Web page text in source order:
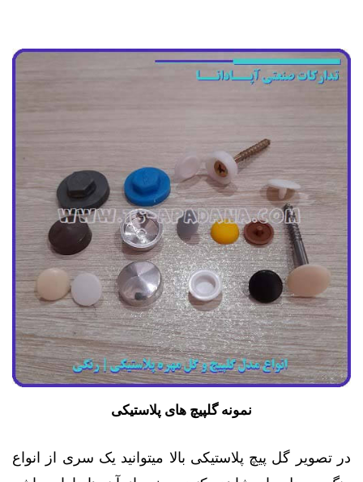
نمونه گلپیچ های پلاستیکی
در تصویر گل پیچ پلاستیکی بالا میتوانید یک سری از انواع